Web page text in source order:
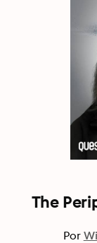
The
Por